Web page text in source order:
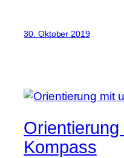
30. Oktober 2019
Kompass